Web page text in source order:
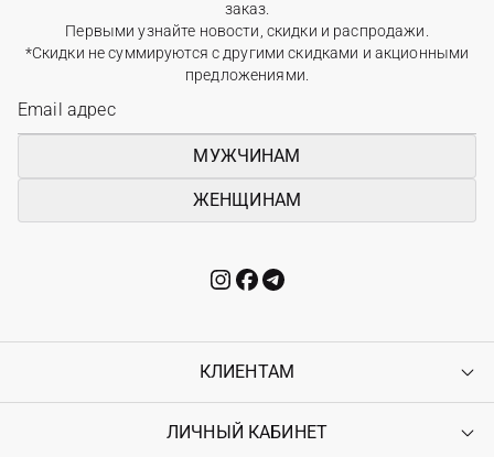
заказ.
Первыми узнайте новости, скидки и распродажи.
*Скидки не суммируются с другими скидками и акционными
предложениями.
МУЖЧИНАМ
ЖЕНЩИНАМ
КЛИЕНТАМ
Контакты
ЛИЧНЫЙ КАБИНЕТ